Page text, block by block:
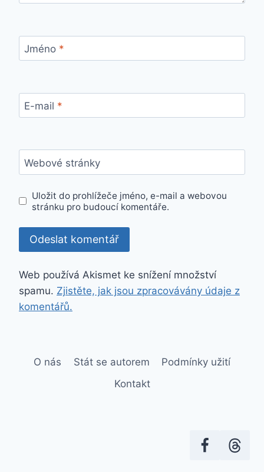
Jméno *
E-mail *
Webové stránky
Uložit do prohlížeče jméno, e-mail a webovou
stránku pro budoucí komentáře.
Web používá Akismet ke snížení množství
spamu. Zjistěte, jak jsou zpracovávány údaje z
komentářů.
O nás Stát se autorem
Podmínky užití
Kontakt